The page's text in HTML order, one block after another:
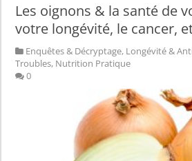
Les oignons & la santé de
votre longévité, le cancer,
Enquêtes & Décryptage, Longévité &
Troubles, Nutrition Pratique
0